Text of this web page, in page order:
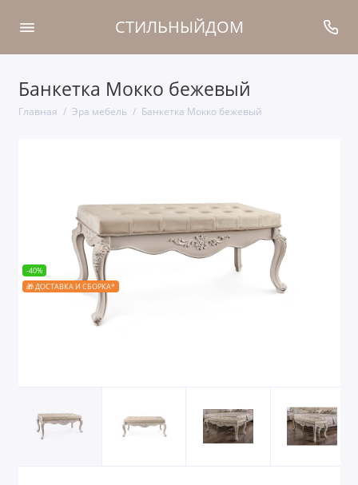
СТИЛЬНЫЙДОМ
Банкетка Мокко бежевый
Главная Эра мебель Банкетка Мокко бежевый
-40%
🎁 ДОСТАВКА И СБОРКА*